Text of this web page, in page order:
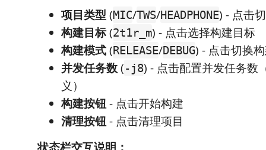
项目类型 (MIC/TWS/HEADPHONE) - 点击
构建目标(2t1r_m) - 点击选择构建目标
构建模式(RELEASE/DEBUG) - 点击切换
并发任务数(-j8) - 点击配置并发任务
义）
构建按钮- 点击开始构建
清理按钮- 点击清理项目